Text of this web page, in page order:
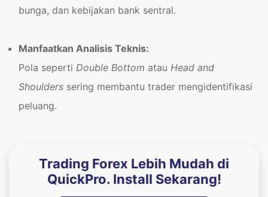
bunga, dan kebijakan bank sentral.
Manfaatkan Analisis Teknis:
Pola seperti Double Bottom atau Head and
Shoulders sering membantu trader mengidentifikasi
peluang.
Trading Forex Lebih Mudah di
QuickPro. Install Sekarang!